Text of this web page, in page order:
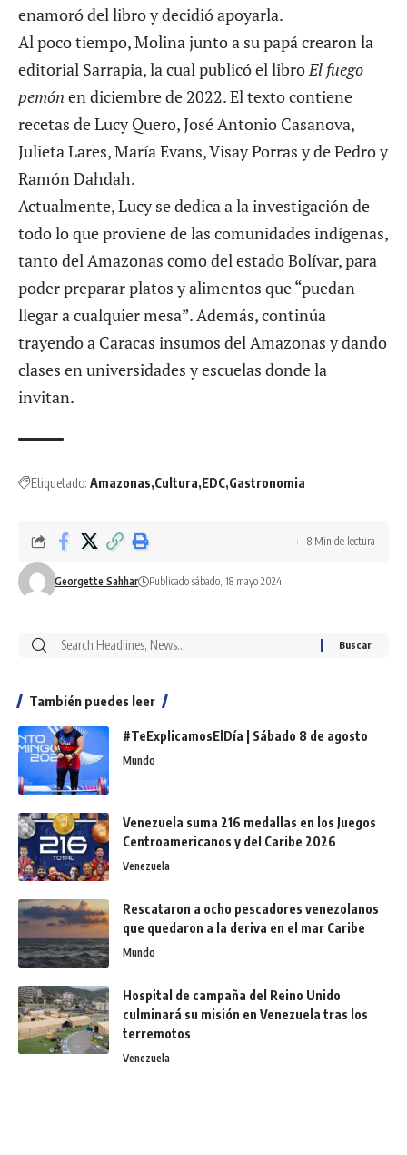
enamoró del libro y decidió apoyarla.
Al poco tiempo, Molina junto a su papá crearon la
editorial Sarrapia, la cual publicó el libro El fuego
pemón en diciembre de 2022. El texto contiene
recetas de Lucy Quero, José Antonio Casanova,
Julieta Lares, María Evans, Visay Porras y de Pedro y
Ramón Dahdah.
Actualmente, Lucy se dedica a la investigación de
todo lo que proviene de las comunidades indígenas,
tanto del Amazonas como del estado Bolívar, para
poder preparar platos y alimentos que “puedan
llegar a cualquier mesa”. Además, continúa
trayendo a Caracas insumos del Amazonas y dando
clases en universidades y escuelas donde la
invitan.
Etiquetado: Amazonas Cultura EDC Gastronomia
Georgette Sahhar Publicado sábado, 18 mayo 2024
8 Min de lectura
También puedes leer
#TeExplicamosElDía | Sábado 8 de agosto
Mundo
Venezuela suma 216 medallas en los Juegos
Centroamericanos y del Caribe 2026
Venezuela
Rescataron a ocho pescadores venezolanos
que quedaron a la deriva en el mar Caribe
Mundo
Hospital de campaña del Reino Unido
culminará su misión en Venezuela tras los
terremotos
Venezuela